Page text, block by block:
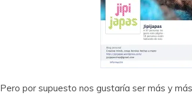
Pero por supuesto nos gustaría ser más y